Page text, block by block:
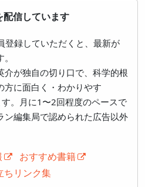
配信しています
登録していただくと、最新が
介が独自の切り口で、科学的根
方に面白く・わかりやす
す。月に1〜2回程度のペースで
ン編集局で認められた広告以外
おすすめ書籍
ちリンク集